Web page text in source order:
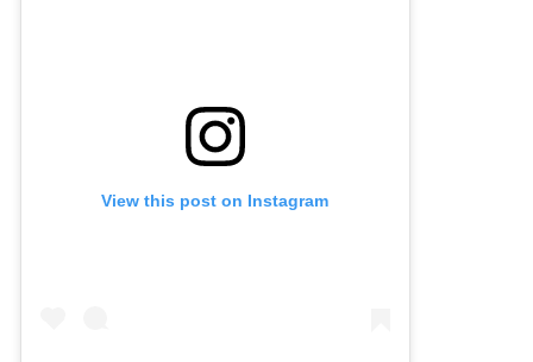
View this post on Instagram